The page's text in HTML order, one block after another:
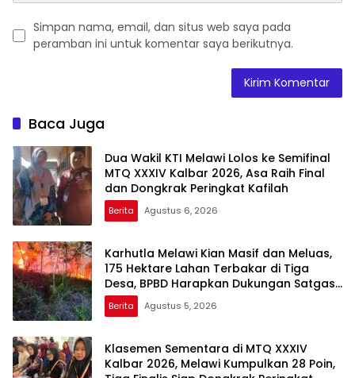
Simpan nama, email, dan situs web saya pada
peramban ini untuk komentar saya berikutnya.
Baca Juga
Dua Wakil KTI Melawi Lolos ke Semifinal
MTQ XXXIV Kalbar 2026, Asa Raih Final
dan Dongkrak Peringkat Kafilah
Berita Agustus 6, 2026
Karhutla Melawi Kian Masif dan Meluas,
175 Hektare Lahan Terbakar di Tiga
Desa, BPBD Harapkan Dukungan Satgas
Udara
Berita Agustus 5, 2026
Klasemen Sementara di MTQ XXXIV
Kalbar 2026, Melawi Kumpulkan 28 Poin,